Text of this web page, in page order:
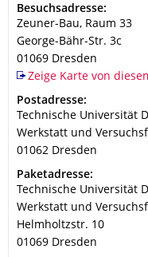
Adresse
Besuchsadresse:
Zeuner-Bau, Raum 33
George-Bähr-Str. 3c
01069 Dresden
Zeige Karte von
Adresse
Postadresse:
Technische Universität
Werkstatt und
01062 Dresden
Adresse
Paketadresse:
Technische Universität
Werkstatt und
Helmholtzstr. 10
01069 Dresden